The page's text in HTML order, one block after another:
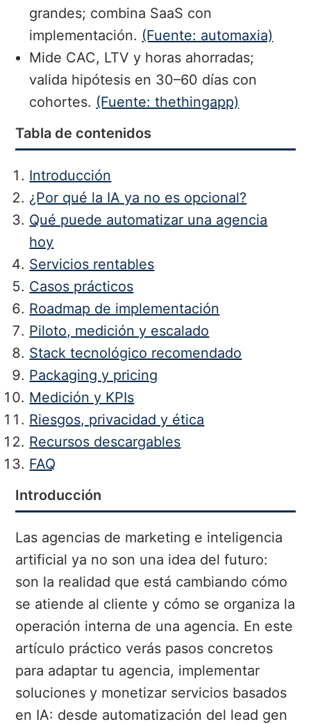
grandes; combina SaaS con
implementación. (Fuente: automaxia)
Mide CAC, LTV y horas ahorradas;
valida hipótesis en 30–60 días con
cohortes. (Fuente: thethingapp)
Tabla de contenidos
Introducción
¿Por qué la IA ya no es opcional?
Qué puede automatizar una agencia
hoy
Servicios rentables
Casos prácticos
Roadmap de implementación
Piloto, medición y escalado
Stack tecnológico recomendado
Packaging y pricing
Medición y KPIs
Riesgos, privacidad y ética
Recursos descargables
FAQ
Introducción
Las agencias de marketing e inteligencia
artificial ya no son una idea del futuro:
son la realidad que está cambiando cómo
se atiende al cliente y cómo se organiza la
operación interna de una agencia. En este
artículo práctico verás pasos concretos
para adaptar tu agencia, implementar
soluciones y monetizar servicios basados
en IA: desde automatización del lead gen